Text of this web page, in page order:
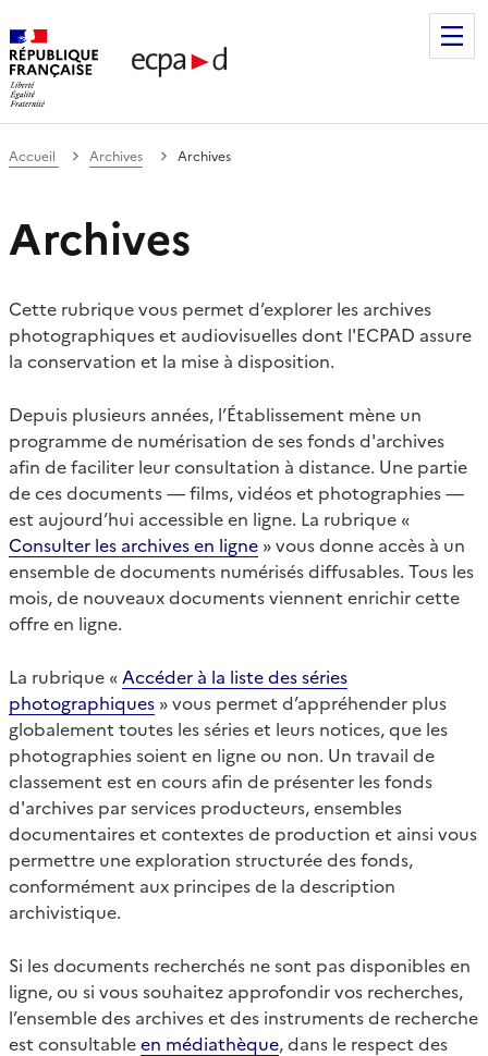
de communication et de production
Accueil Archives Archives
Archives
Cette rubrique vous permet d’explorer les archives
photographiques et audiovisuelles dont l'ECPAD assure
la conservation et la mise à disposition.
Depuis plusieurs années, l’Établissement mène un
programme de numérisation de ses fonds d'archives
afin de faciliter leur consultation à distance. Une partie
de ces documents — films, vidéos et photographies —
est aujourd’hui accessible en ligne. La rubrique «
Consulter les archives en ligne » vous donne accès à un
ensemble de documents numérisés diffusables. Tous les
mois, de nouveaux documents viennent enrichir cette
offre en ligne.
La rubrique « Accéder à la liste des séries
photographiques » vous permet d’appréhender plus
globalement toutes les séries et leurs notices, que les
photographies soient en ligne ou non. Un travail de
classement est en cours afin de présenter les fonds
d'archives par services producteurs, ensembles
documentaires et contextes de production et ainsi vous
permettre une exploration structurée des fonds,
conformément aux principes de la description
archivistique.
Si les documents recherchés ne sont pas disponibles en
ligne, ou si vous souhaitez approfondir vos recherches,
l’ensemble des archives et des instruments de recherche
est consultableen médiathèque, dans le respect des